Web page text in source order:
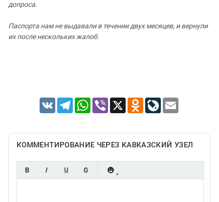
допроса.
Паспорта нам не выдавали в течении двух месяцев, и вернули
их после нескольких жалоб.
VK TelegramWhatsApp
Viber X Odnoklassniki
LiveJournal
Email
КОММЕНТИРОВАНИЕ ЧЕРЕЗ КАВКАЗСКИЙ УЗЕЛ